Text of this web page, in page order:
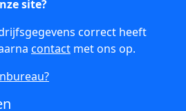
site?
correct heeft
contact met ons op.